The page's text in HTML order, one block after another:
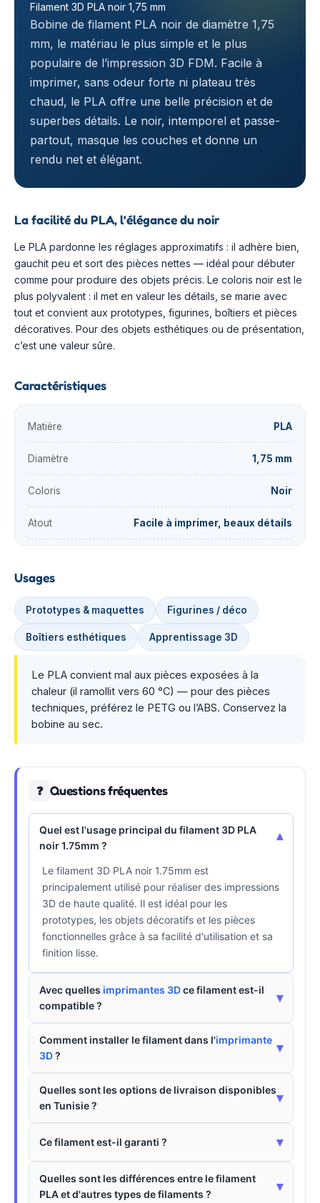
Filament 3D PLA noir 1,75 mm
Bobine de filament PLA noir de diamètre 1,75
mm, le matériau le plus simple et le plus
populaire de l’impression 3D FDM. Facile à
imprimer, sans odeur forte ni plateau très
chaud, le PLA offre une belle précision et de
superbes détails. Le noir, intemporel et passe-
partout, masque les couches et donne un
rendu net et élégant.
La facilité du PLA, l’élégance du noir
Le PLA pardonne les réglages approximatifs : il adhère bien,
gauchit peu et sort des pièces nettes — idéal pour débuter
comme pour produire des objets précis. Le coloris noir est le
plus polyvalent : il met en valeur les détails, se marie avec
tout et convient aux prototypes, figurines, boîtiers et pièces
décoratives. Pour des objets esthétiques ou de présentation,
c’est une valeur sûre.
Caractéristiques
Matière PLA
Diamètre 1,75 mm
Coloris Noir
Atout Facile à imprimer, beaux détails
Usages
Prototypes & maquettes Figurines / déco
Boîtiers esthétiques Apprentissage 3D
Le PLA convient mal aux pièces exposées à la
chaleur (il ramollit vers 60 °C) — pour des pièces
techniques, préférez le PETG ou l’ABS. Conservez la
bobine au sec.
❓ Questions fréquentes
Quel est l'usage principal du filament 3D PLA
noir 1.75mm ?
▾
Le filament 3D PLA noir 1.75mm est
principalement utilisé pour réaliser des impressions
3D de haute qualité. Il est idéal pour les
prototypes, les objets décoratifs et les pièces
fonctionnelles grâce à sa facilité d'utilisation et sa
finition lisse.
Avec quelles imprimantes 3Dce filament est-il
compatible ?
▾
Comment installer le filament dans l'imprimante
3D?
▾
Quelles sont les options de livraison disponibles
en Tunisie ?
▾
Ce filament est-il garanti ? ▾
Quelles sont les différences entre le filament
PLA et d'autres types de filaments ?
▾